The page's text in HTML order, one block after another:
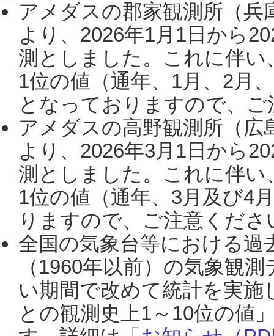
アメダスの郡家観測所（
より、2026年1月1日から
測としました。これに伴い
1位の値（通年、1月、2月
となっておりますので、
アメダスの高野観測所（
より、2026年3月1日から
測としました。これに伴い
1位の値（通年、3月及び4
りますので、ご注意くだ
全国の気象台等における過
（1960年以前）の気象観
い期間で改めて統計を実
との観測史上1～10位の値